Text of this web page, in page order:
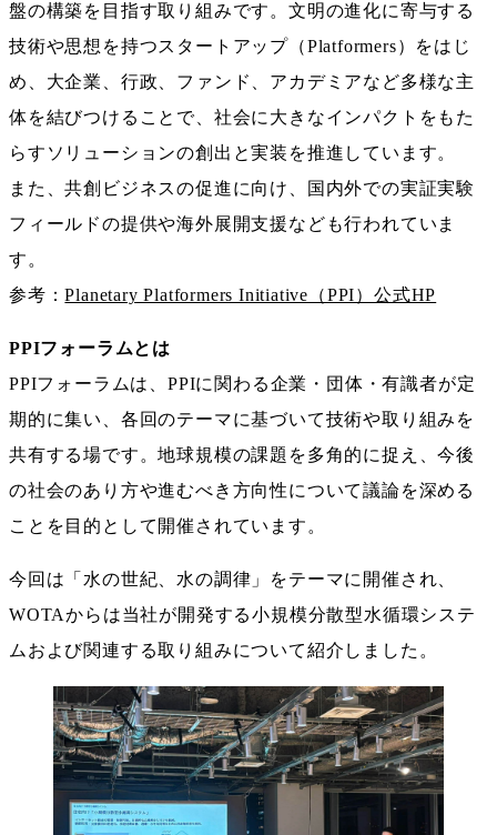
盤の構築を目指す取り組みです。文明の進化に寄与する
技術や思想を持つスタートアップ（Platformers）をはじ
め、大企業、行政、ファンド、アカデミアなど多様な主
体を結びつけることで、社会に大きなインパクトをもた
らすソリューションの創出と実装を推進しています。
また、共創ビジネスの促進に向け、国内外での実証実験
フィールドの提供や海外展開支援なども行われていま
す。
参考：Planetary Platformers Initiative（PPI）公式HP
PPIフォーラムとは
PPIフォーラムは、PPIに関わる企業・団体・有識者が定
期的に集い、各回のテーマに基づいて技術や取り組みを
共有する場です。地球規模の課題を多角的に捉え、今後
の社会のあり方や進むべき方向性について議論を深める
ことを目的として開催されています。
今回は「水の世紀、水の調律」をテーマに開催され、
WOTAからは当社が開発する小規模分散型水循環システ
ムおよび関連する取り組みについて紹介しました。